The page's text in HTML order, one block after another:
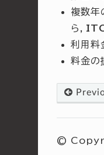
複数年
ら，
利用料
料金の
©